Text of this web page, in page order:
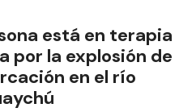
está en terapia
por la explosión de
en el río